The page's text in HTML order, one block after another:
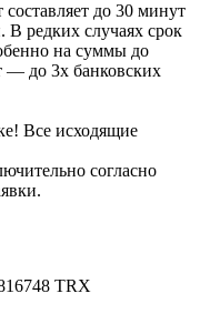
до 30 минут
В редких случаях срок
на суммы до
— до 3х банковских
Все исходящие
согласно
TRX